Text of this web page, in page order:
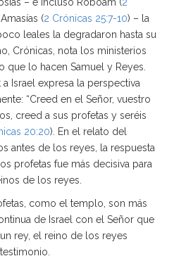
(2 Crónicas 25:7-10) – la
leales la degradaron hasta su
Crónicas, nota los ministerios
que lo hacen Samuel y Reyes.
a Israel expresa la perspectiva
“Creed en el Señor, vuestro
creed a sus profetas y seréis
20:20). En el relato del
antes de los reyes, la respuesta
profetas fue más decisiva para
de los reyes.
como el templo, son más
de Israel con el Señor que
rey, el reino de los reyes